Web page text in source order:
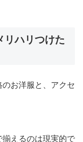
ハリつけた
お洋服と、アクセ
えるのは現実的で